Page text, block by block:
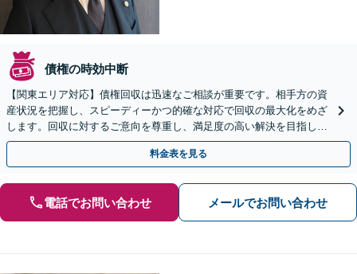
債権の時効中断
【関東エリア対応】債権回収は迅速なご相談が重要です。相手方の資
産状況を把握し、スピーディーかつ的確な対応で回収の最大化をめざ
します。回収に対するご意向を尊重し、満足度の高い解決を目指しま
す【休日・夜間相談対応】
料金表を見る
電話でお問い合わせ メールでお問い合わせ